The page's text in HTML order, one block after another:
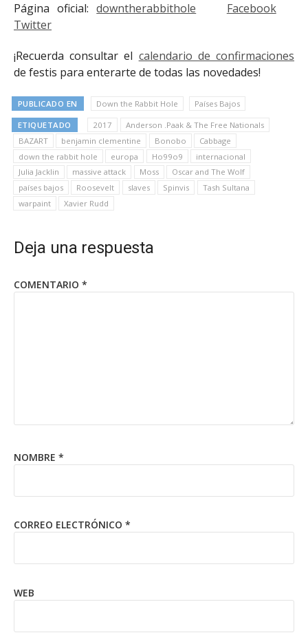
Página oficial:downtherabbithole
Facebook
Twitter
¡Recuerda consultar el calendario de confirmaciones
de festis para enterarte de todas las novedades!
PUBLICADO EN Down the Rabbit Hole Países Bajos
ETIQUETADO 2017
Anderson .Paak & The Free Nationals
BAZART
benjamin clementine Bonobo
Cabbage
down the rabbit hole
europa Ho99o9
internacional
Julia Jacklin
massive attack Moss
Oscar and The Wolf
países bajos
Roosevelt slaves Spinvis
Tash Sultana
warpaint
Xavier Rudd
Deja una respuesta
COMENTARIO *
NOMBRE *
CORREO ELECTRÓNICO *
WEB